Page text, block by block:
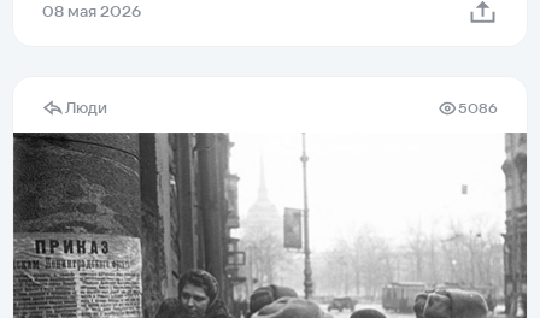
08 мая 2026
Люди 5086